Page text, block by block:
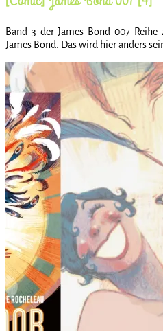
Band 3 der James Bond 007
James Bond. Das wird hier anders